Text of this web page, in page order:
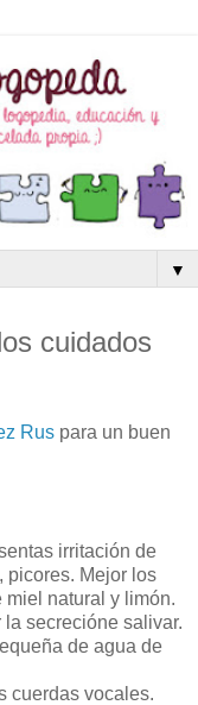
▼
cuidados
Rus para un buen
irritación de
picores. Mejor los
natural y limón.
secrecióne salivar.
de agua de
cuerdas vocales.